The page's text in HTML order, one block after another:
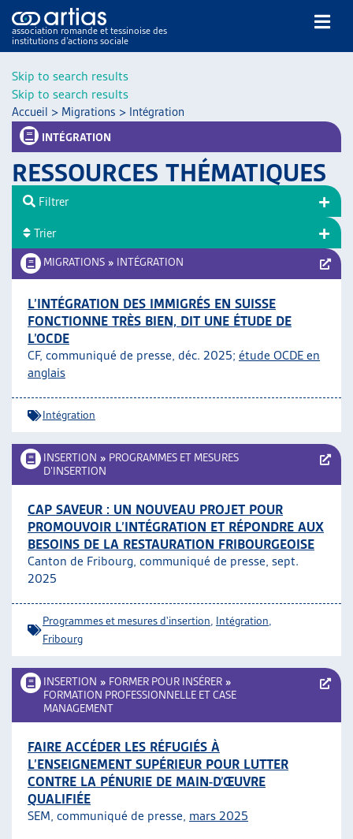
Skip to search results
Skip to search results
association romande et tessinoise des
institutions d’actions sociale
NOS PUBLICATIONS
DOSSIERS DU MOIS
VEILLE
RESSOURCES
THÉMATIQUES
GUIDE SOCIAL ROMAND
AUTRES
ARTIAS
Accueil > Migrations > Intégration
INTÉGRATION
RESSOURCES THÉMATIQUES
MIGRATIONS » INTÉGRATION
L’INTÉGRATION DES IMMIGRÉS EN SUISSE
FONCTIONNE TRÈS BIEN, DIT UNE ÉTUDE DE
L’OCDE
CF, communiqué de presse, déc. 2025; étude OCDE en
anglais
Intégration
INSERTION » PROGRAMMES ET MESURES
D’INSERTION
CAP SAVEUR : UN NOUVEAU PROJET POUR
PROMOUVOIR L’INTÉGRATION ET RÉPONDRE AUX
BESOINS DE LA RESTAURATION FRIBOURGEOISE
Canton de Fribourg, communiqué de presse, sept.
2025
Programmes et mesures d'insertion Intégration
Fribourg
INSERTION » FORMER POUR INSÉRER »
FORMATION PROFESSIONNELLE ET CASE
MANAGEMENT
FAIRE ACCÉDER LES RÉFUGIÉS À
L’ENSEIGNEMENT SUPÉRIEUR POUR LUTTER
CONTRE LA PÉNURIE DE MAIN-D’ŒUVRE
QUALIFIÉE
SEM, communiqué de presse, mars 2025
Filtrer
Trier